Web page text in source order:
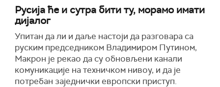
Русија ће и сутра бити ту, морамо имати
дијалог
Упитан да ли и даље настоји да разговара са
руским председником Владимиром Путином,
Макрон је рекао да су обновљени канали
комуникације на техничком нивоу, и да је
потребан заједнички европски приступ.